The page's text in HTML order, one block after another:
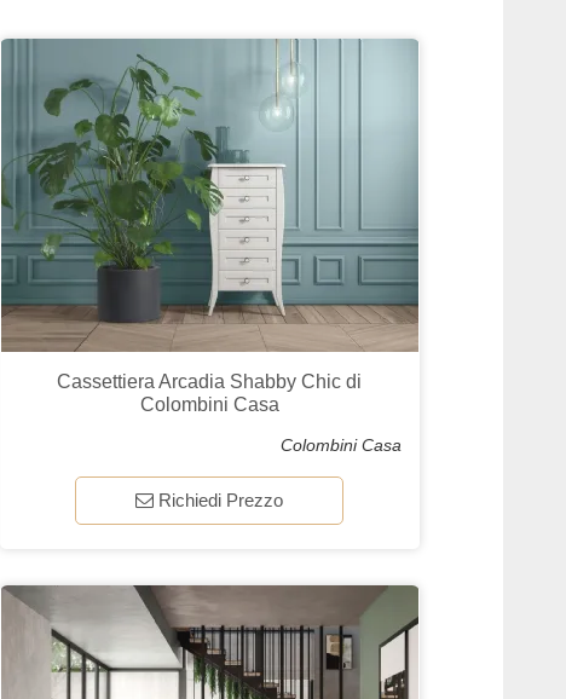
Cassettiera Arcadia Shabby Chic di
Colombini Casa
Colombini Casa
Richiedi Prezzo